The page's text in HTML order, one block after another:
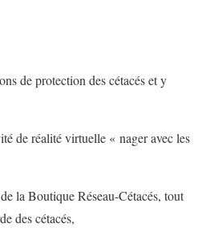
de protection des cétacés et y
de réalité virtuelle « nager avec les
la Boutique Réseau-Cétacés, tout
des cétacés,